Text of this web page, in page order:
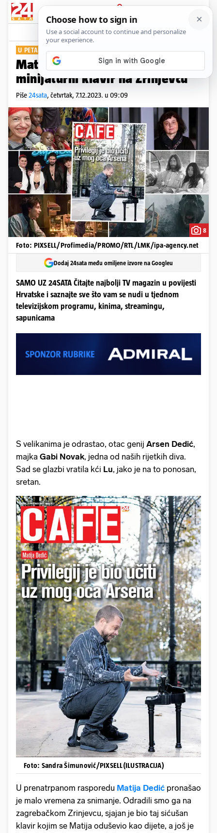
PRIJAVA
Show Komentari
U PETAK NA SVIM KIOSCIMA
Matija Dedić za Cafe pozirao uz
minijaturni klavir na Zrinjevcu
Piše24sata, četvrtak, 7.12.2023. u 09:09
8
Foto: PIXSELL/Profimedia/PROMO/RTL/LMK/ipa-agency.net
Dodaj 24sata među omiljene izvore na Googleu
SAMO UZ 24SATA Čitajte najbolji TV magazin u povijesti
Hrvatske i saznajte sve što vam se nudi u tjednom
televizijskom programu, kinima, streamingu,
sapunicama
S velikanima je odrastao, otac genij Arsen Dedić,
majka Gabi Novak, jedna od naših rijetkih diva.
Sad se glazbi vratila kći Lu, jako je na to ponosan,
sretan.
Foto: Sandra Šimunović/PIXSELL(ILUSTRACIJA)
U prenatrpanom rasporedu Matija Dedić pronašao
je malo vremena za snimanje. Odradili smo ga na
zagrebačkom Zrinjevcu, sjajan je bio taj sićušan
klavir kojim se Matija oduševio kao dijete, a još je